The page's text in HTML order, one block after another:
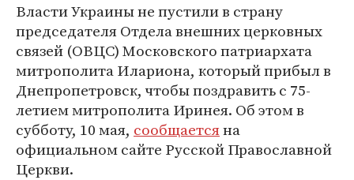
Власти Украины не пустили в страну
председателя Отдела внешних церковных
связей (ОВЦС) Московского патриархата
митрополита Илариона, который прибыл в
Днепропетровск, чтобы поздравить с 75-
летием митрополита Иринея. Об этом в
субботу, 10 мая, сообщаетсяна
официальном сайте Русской Православной
Церкви.